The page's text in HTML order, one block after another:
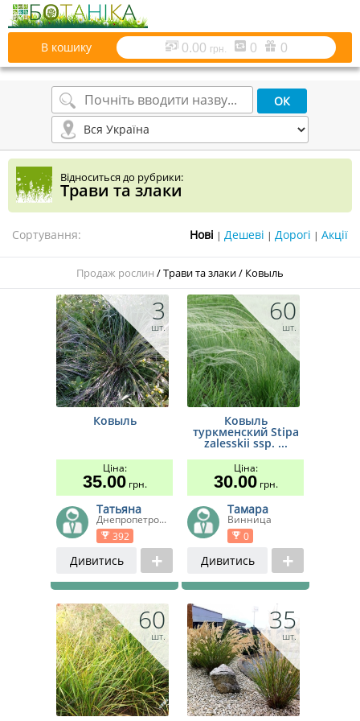
В кошику 0.00 грн. 0 0
Відноситься до рубрики:
Трави та злаки
Сортування: | | |
Продаж рослин /Трави та злаки/ Ковыль
3
шт.
Ковыль
Ціна:
35.00грн.
Татьяна
Днепропетро...
392
Дивитись
60
шт.
Ковыль
туркменский Stipa
zalesskii ssp. ...
Ціна:
30.00грн.
Тамара
Винница
0
Дивитись
60
шт.
35
шт.